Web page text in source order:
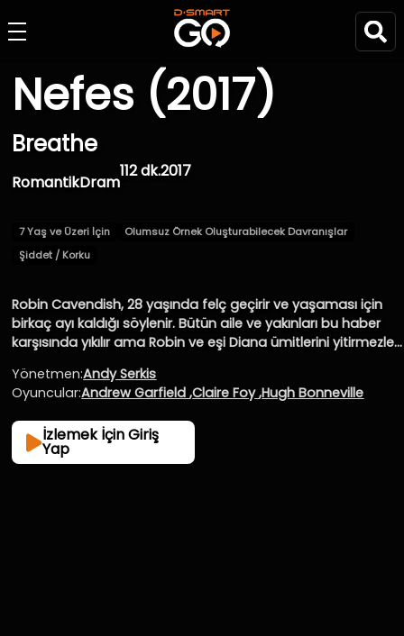
Nefes (2017)
Breathe
RomantikDram
112 dk.2017
7 Yaş ve Üzeri İçin
Olumsuz Örnek Oluşturabilecek Davranışlar
Şiddet / Korku
Robin Cavendish, 28 yaşında felç geçirir ve yaşaması için
birkaç ayı kaldığı söylenir. Bütün aile ve yakınları bu haber
karşısında yıkılır ama Robin ve eşi Diana ümitlerini yitirmezler.
eve getirir. Diana, Robin'i azim ve özveriyle birlikte uzun bir
yaşam için cesaretlendirir.
Yönetmen:Andy Serkis
Oyuncular:Andrew Garfield ,Claire Foy ,Hugh Bonneville
İzlemek İçin Giriş
Yap